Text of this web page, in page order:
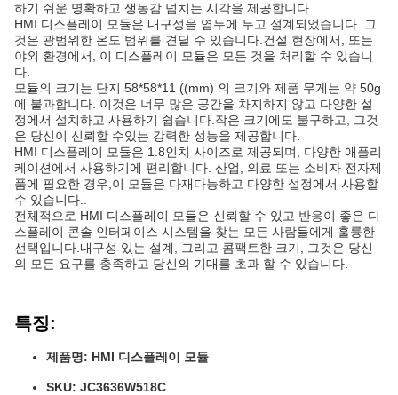
하기 쉬운 명확하고 생동감 넘치는 시각을 제공합니다.
HMI 디스플레이 모듈은 내구성을 염두에 두고 설계되었습니다. 그
것은 광범위한 온도 범위를 견딜 수 있습니다.건설 현장에서, 또는
야외 환경에서, 이 디스플레이 모듈은 모든 것을 처리할 수 있습니
다.
모듈의 크기는 단지 58*58*11 ((mm) 의 크기와 제품 무게는 약 50g
에 불과합니다. 이것은 너무 많은 공간을 차지하지 않고 다양한 설
정에서 설치하고 사용하기 쉽습니다.작은 크기에도 불구하고, 그것
은 당신이 신뢰할 수있는 강력한 성능을 제공합니다.
HMI 디스플레이 모듈은 1.8인치 사이즈로 제공되며, 다양한 애플리
케이션에서 사용하기에 편리합니다. 산업, 의료 또는 소비자 전자제
품에 필요한 경우,이 모듈은 다재다능하고 다양한 설정에서 사용할
수 있습니다..
전체적으로 HMI 디스플레이 모듈은 신뢰할 수 있고 반응이 좋은 디
스플레이 콘솔 인터페이스 시스템을 찾는 모든 사람들에게 훌륭한
선택입니다.내구성 있는 설계, 그리고 콤팩트한 크기, 그것은 당신
의 모든 요구를 충족하고 당신의 기대를 초과 할 수 있습니다.
특징:
제품명: HMI 디스플레이 모듈
SKU: JC3636W518C